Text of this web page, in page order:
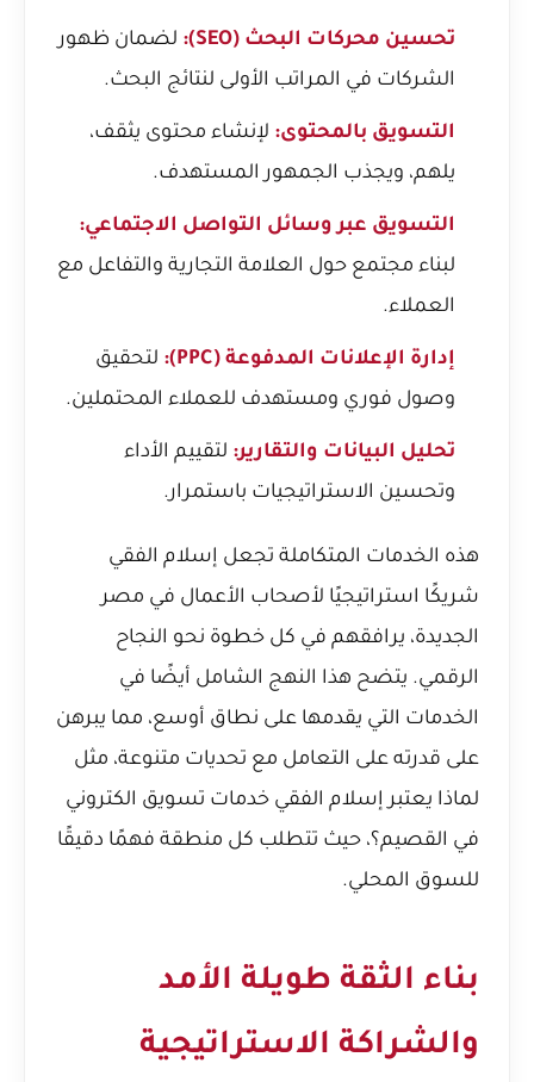
تحسين محركات البحث (SEO):
لضمان ظهور
الشركات في المراتب الأولى لنتائج البحث.
التسويق بالمحتوى: لإنشاء محتوى يثقف،
يلهم، ويجذب الجمهور المستهدف.
التسويق عبر وسائل التواصل الاجتماعي:
لبناء مجتمع حول العلامة التجارية والتفاعل مع
العملاء.
إدارة الإعلانات المدفوعة (PPC):
لتحقيق
وصول فوري ومستهدف للعملاء المحتملين.
تحليل البيانات والتقارير: لتقييم الأداء
وتحسين الاستراتيجيات باستمرار.
هذه الخدمات المتكاملة تجعل إسلام الفقي
شريكًا استراتيجيًا لأصحاب الأعمال في مصر
الجديدة، يرافقهم في كل خطوة نحو النجاح
الرقمي. يتضح هذا النهج الشامل أيضًا في
الخدمات التي يقدمها على نطاق أوسع، مما يبرهن
على قدرته على التعامل مع تحديات متنوعة، مثل
لماذا يعتبر إسلام الفقي خدمات تسويق الكتروني
في القصيم؟، حيث تتطلب كل منطقة فهمًا دقيقًا
للسوق المحلي.
بناء الثقة طويلة الأمد
والشراكة الاستراتيجية